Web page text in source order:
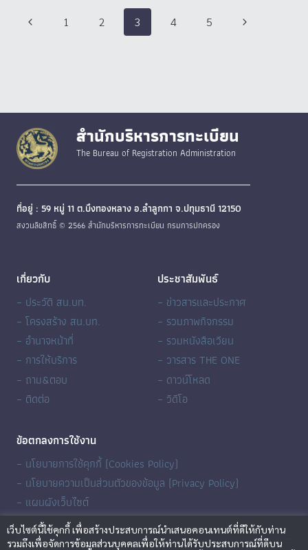
Page
navigation
Previous 1 2 3 4 5
Next
สำนักบริหารการทะเบียน
The Bureau of Registration Administration
ที่อยู่ : 59 หมู่ 11 ต.บึงทองหลาง อ.ลำลูกกา จ.ปทุมธานี 12150
สงวนลิขสิทธิ์ © 2566 สำนักบริหารการทะเบียน กรมการปกครอง
เกี่ยวกับ
– ประวัติ สน.บท.
– โครงสร้าง สน.บท.
– อำนาจหน้าที่
– การให้บริการ
– ถาม&ตอบ
– ติดต่อ
ประชาสัมพันธ์
– ข่าวสารและประกาศ
– รวมภาพกิจกรรม
– รวมหนังสือเวียน
– วารสาร THE ONE
– ดาวน์โหลด
– วิดีโอ
ข้อตกลงการใช้งาน
– นโยบายการใช้คุกกี้ (Cookies Policy)
– นโยบายความเป็นส่วนตัวของข้อมูล (Privacy Policy)
– แผนผังเว็บไซต์
เว็บไซต์นี้ใช้คุกกี้ เพื่อสร้างประสบการณ์นำเสนอคอนเทนต์ที่ดีให้กับท่าน
รวมถึงเพื่อจัดการข้อมูลส่วนบุคคลเพื่อให้ท่านได้รับประสบการณ์ที่ดีบน